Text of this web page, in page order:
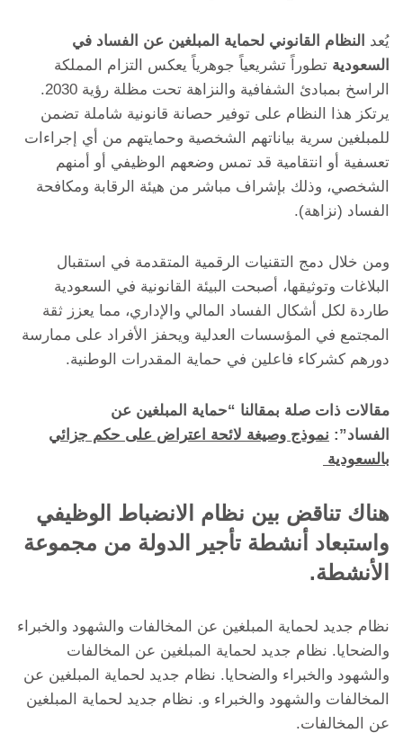
يُعد النظام القانوني لحماية المبلغين عن الفساد في
السعودية تطوراً تشريعياً جوهرياً يعكس التزام المملكة
الراسخ بمبادئ الشفافية والنزاهة تحت مظلة رؤية 2030.
يرتكز هذا النظام على توفير حصانة قانونية شاملة تضمن
للمبلغين سرية بياناتهم الشخصية وحمايتهم من أي إجراءات
تعسفية أو انتقامية قد تمس وضعهم الوظيفي أو أمنهم
الشخصي، وذلك بإشراف مباشر من هيئة الرقابة ومكافحة
الفساد (نزاهة).
ومن خلال دمج التقنيات الرقمية المتقدمة في استقبال
البلاغات وتوثيقها، أصبحت البيئة القانونية في السعودية
طاردة لكل أشكال الفساد المالي والإداري، مما يعزز ثقة
المجتمع في المؤسسات العدلية ويحفز الأفراد على ممارسة
دورهم كشركاء فاعلين في حماية المقدرات الوطنية.
مقالات ذات صلة بمقالنا “حماية المبلغين عن
الفساد”: نموذج وصيغة لائحة اعتراض على حكم جزائي
بالسعودية
هناك تناقض بين نظام الانضباط الوظيفي
واستبعاد أنشطة تأجير الدولة من مجموعة
الأنشطة.
نظام جديد لحماية المبلغين عن المخالفات والشهود والخبراء
والضحايا. نظام جديد لحماية المبلغين عن المخالفات
والشهود والخبراء والضحايا. نظام جديد لحماية المبلغين عن
المخالفات والشهود والخبراء و. نظام جديد لحماية المبلغين
عن المخالفات.